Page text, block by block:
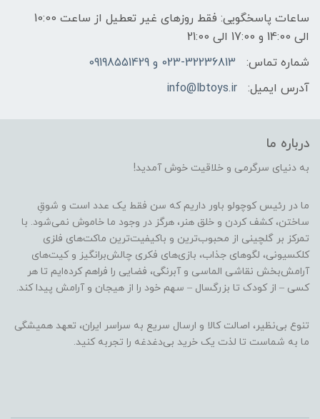
ساعات پاسخگویی: فقط روزهای غیر تعطیل از ساعت 10:00
الی 14:00 و 17:00 الی 21:00
شماره تماس:
023-32236813 و 09198551429
آدرس ایمیل:
info@lbtoys.ir
درباره ما
به دنیای سرگرمی و خلاقیت خوش آمدید!
ما در رئیس کوچولو باور داریم که سن فقط یک عدد است و شوقِ
ساختن، کشف کردن و خلق هنر، هرگز در وجود ما خاموش نمی‌شود. با
تمرکز بر گلچینی از محبوب‌ترین و باکیفیت‌ترین ماکت‌های فلزی
کلکسیونی، لگوهای جذاب، بازی‌های فکری چالش‌برانگیز و کیت‌های
آرامش‌بخش نقاشی الماسی و آبرنگی، فضایی را فراهم کرده‌ایم تا هر
کسی – از کودک تا بزرگسال – سهم خود را از هیجان و آرامش پیدا کند.
تنوع بی‌نظیر، اصالت کالا و ارسال سریع به سراسر ایران، تعهد همیشگی
ما به شماست تا لذت یک خرید بی‌دغدغه را تجربه کنید.